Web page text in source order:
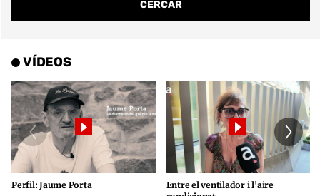
VÍDEOS
Perfil: Jaume Porta
Entre el ventilador i l'aire